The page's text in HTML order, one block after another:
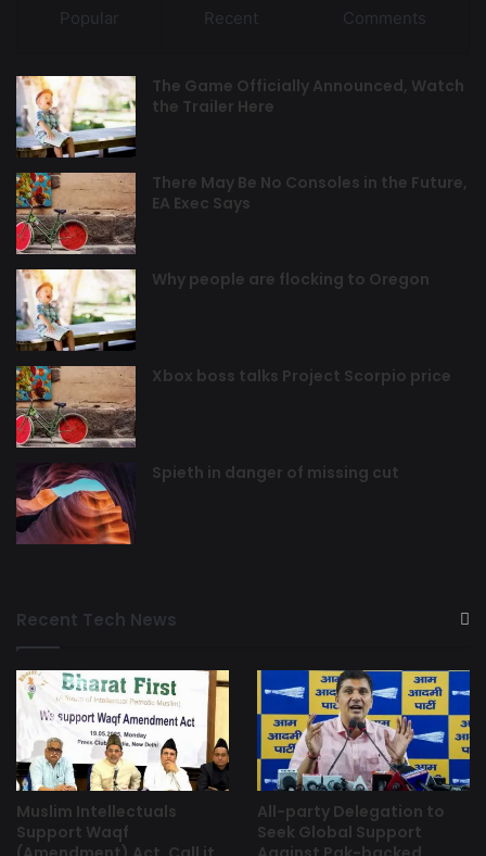
Popular Recent Comments
The Game Officially Announced, Watch
the Trailer Here
There May Be No Consoles in the Future,
EA Exec Says
Why people are flocking to Oregon
Xbox boss talks Project Scorpio price
Spieth in danger of missing cut
Recent Tech News
Muslim Intellectuals
Support Waqf
All-party Delegation to
Seek Global Support